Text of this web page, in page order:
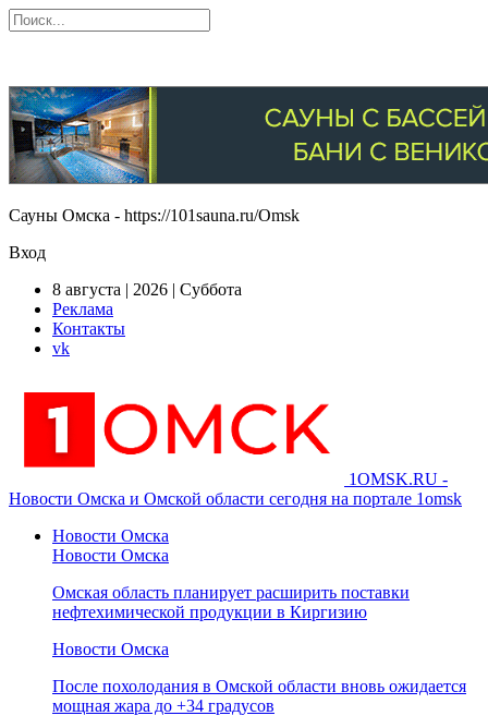
Сауны Омска - https://101sauna.ru/Omsk
Вход
8 августа | 2026 | Суббота
Реклама
Контакты
vk
1OMSK.RU -
Новости Омска и Омской области сегодня на портале 1omsk
Новости Омска
Новости Омска
Омская область планирует расширить поставки
нефтехимической продукции в Киргизию
Новости Омска
После похолодания в Омской области вновь ожидается
мощная жара до +34 градусов